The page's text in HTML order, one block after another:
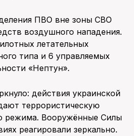
ПВО вне зоны СВО
воздушного нападения.
летательных
типа и 6 управляемых
«Нептун».
действия украинской
террористическую
режима. Вооружённые Силы
реагировали зеркально.